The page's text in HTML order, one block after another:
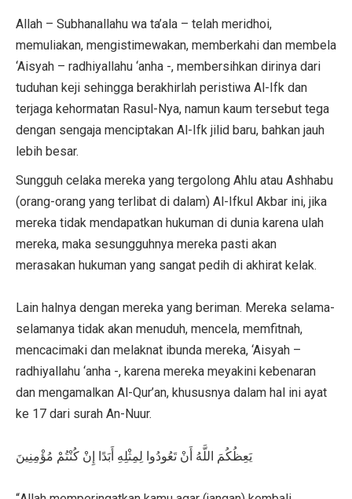
Allah – Subhanallahu wa ta’ala – telah meridhoi,
memuliakan, mengistimewakan, memberkahi dan membela
‘Aisyah – radhiyallahu ‘anha -, membersihkan dirinya dari
tuduhan keji sehingga berakhirlah peristiwa Al-Ifk dan
terjaga kehormatan Rasul-Nya, namun kaum tersebut tega
dengan sengaja menciptakan Al-Ifk jilid baru, bahkan jauh
lebih besar.
Sungguh celaka mereka yang tergolong Ahlu atau Ashhabu
(orang-orang yang terlibat di dalam) Al-Ifkul Akbar ini, jika
mereka tidak mendapatkan hukuman di dunia karena ulah
mereka, maka sesungguhnya mereka pasti akan
merasakan hukuman yang sangat pedih di akhirat kelak.
Lain halnya dengan mereka yang beriman. Mereka selama-
selamanya tidak akan menuduh, mencela, memfitnah,
mencacimaki dan melaknat ibunda mereka, ‘Aisyah –
radhiyallahu ‘anha -, karena mereka meyakini kebenaran
dan mengamalkan Al-Qur’an, khususnya dalam hal ini ayat
ke 17 dari surah An-Nuur.
يَعِظُكُمَ اللَّهُ أَنْ تَعُودُوا لِمِثْلِهِ أَبَدًا إِنْ كُنْتُمْ مُؤْمِنِينَ